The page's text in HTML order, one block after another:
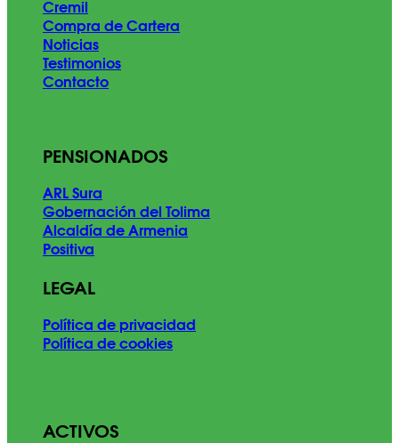
Cremil
Compra de Cartera
Noticias
Testimonios
Contacto
PENSIONADOS
ARL Sura
Gobernación del Tolima
Alcaldía de Armenia
Positiva
LEGAL
Política de privacidad
Política de cookies
ACTIVOS